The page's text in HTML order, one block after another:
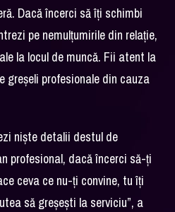
Dacă încerci să îți schimbi
pe nemulțumirile din relație,
la locul de muncă. Fii atent la
greșeli profesionale din cauza
niște detalii destul de
profesional, dacă încerci să-ți
ceva ce nu-ți convine, tu îți
să greșești la serviciu”, a